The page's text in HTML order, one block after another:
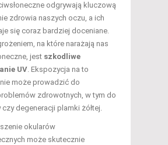
odgrywają kluczową
zdrowia naszych oczu, a ich
się coraz bardziej doceniane.
na które narażają nas
jest szkodliwe
UV. Ekspozycja na to
może prowadzić do
zdrowotnych, w tym do
czy degeneracji plamki żółtej.
okularów
może skutecznie